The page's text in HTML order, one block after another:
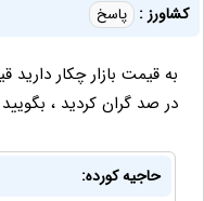
کشاورز : پاسخ
به قیمت بازار چکار
در صد گران کردید ،
حاجیه کورده: